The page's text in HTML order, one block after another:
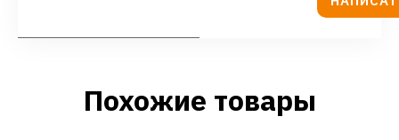
Похожие товары